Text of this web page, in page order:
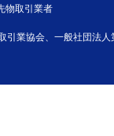
物取引業者
業協会、一般社団法